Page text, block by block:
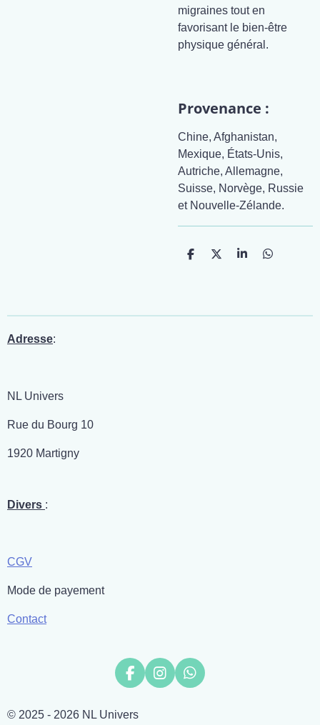
migraines tout en
favorisant le bien-être
physique général.
Provenance :
Chine, Afghanistan,
Mexique, États-Unis,
Autriche, Allemagne,
Suisse, Norvège, Russie
et Nouvelle-Zélande.
P
g
P
g
P
g
P
g
Adresse:
NL Univers
Rue du Bourg 10
1920 Martigny
Divers :
CGV
Mode de payement
Contact
F
e
I
W
© 2025 - 2026 NL Univers